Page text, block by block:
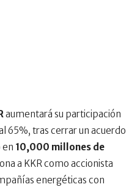
aumentará su participación
65%, tras cerrar un acuerdo
en 10,000 millones de
a KKR como accionista
energéticas con